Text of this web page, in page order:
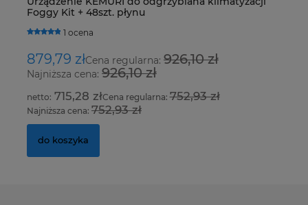
Foggy Kit + 48szt. płynu
1 ocena
879,79 złCena regularna: 926,10 zł
Najniższa cena: 926,10 zł
715,28 złCena regularna:752,93 zł
Najniższa cena: 752,93 zł
do koszyka